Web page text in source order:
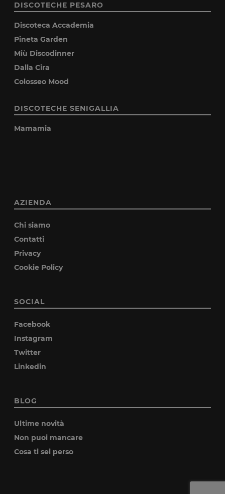
DISCOTECHE PESARO
Discoteca Accademia
Pineta Garden
Miù Discodinner
Dalla Cira
Colosseo Mood
DISCOTECHE SENIGALLIA
Mamamia
AZIENDA
Chi siamo
Contatti
Privacy
Cookie Policy
SOCIAL
Facebook
Instagram
Twitter
Linkedin
BLOG
Ultime novità
Non puoi mancare
Cosa ti sei perso